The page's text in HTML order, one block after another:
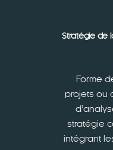
Stratégie de
Forme
projets ou
stratégie
intégrant